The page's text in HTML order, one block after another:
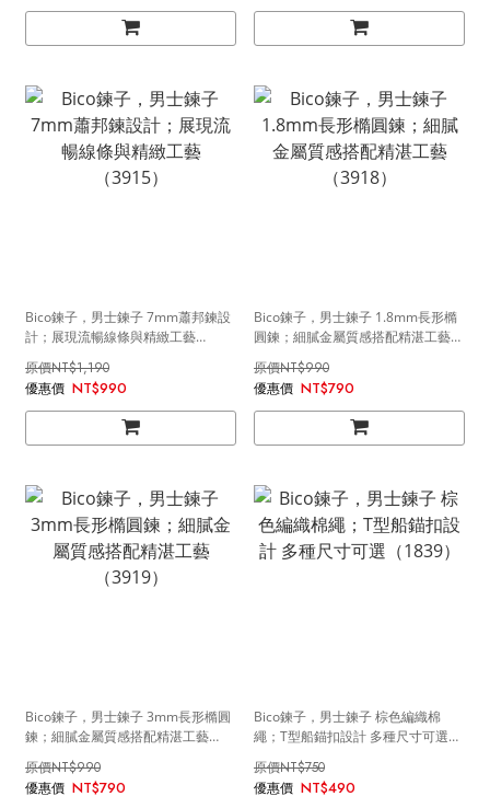
Bico鍊子，男士鍊子 7mm蕭邦鍊設
計；展現流暢線條與精緻工藝
（3915）
NT$1,190
NT$990
Bico鍊子，男士鍊子 1.8mm長形橢
圓鍊；細膩金屬質感搭配精湛工藝
（3918）
NT$990
NT$790
Bico鍊子，男士鍊子 3mm長形橢圓
鍊；細膩金屬質感搭配精湛工藝
（3919）
NT$990
NT$790
Bico鍊子，男士鍊子 棕色編織棉
繩；T型船錨扣設計 多種尺寸可選
（1839）
NT$750
NT$490